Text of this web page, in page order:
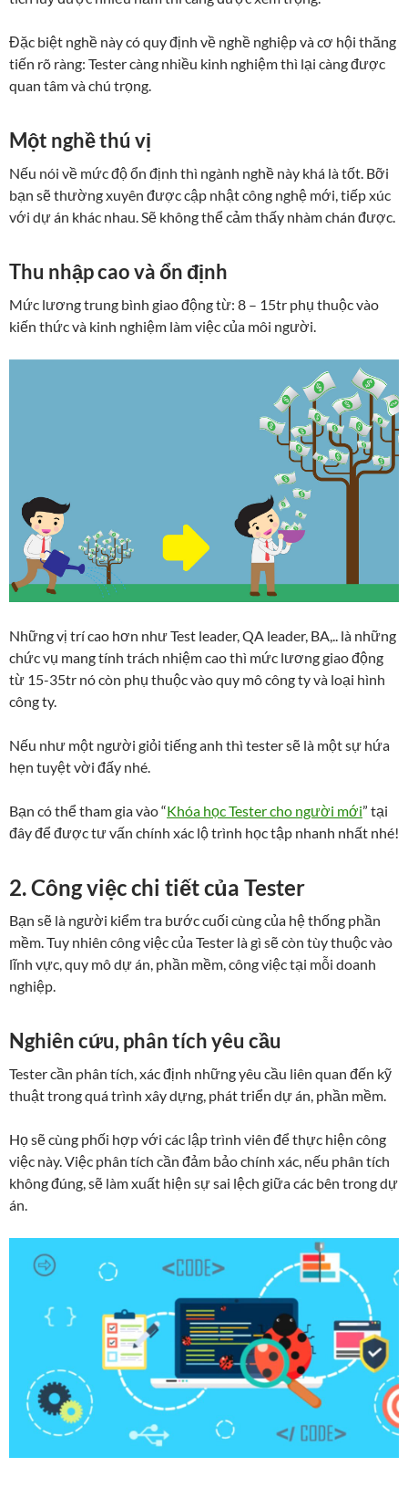
Đặc biệt nghề này có quy định về nghề nghiệp và cơ hội thăng
tiến rõ ràng: Tester càng nhiều kinh nghiệm thì lại càng được
quan tâm và chú trọng.
Một nghề thú vị
Nếu nói về mức độ ổn định thì ngành nghề này khá là tốt. Bỡi
bạn sẽ thường xuyên được cập nhật công nghệ mới, tiếp xúc
với dự án khác nhau. Sẽ không thể cảm thấy nhàm chán được.
Thu nhập cao và ổn định
Mức lương trung bình giao động từ: 8 – 15tr phụ thuộc vào
kiến thức và kinh nghiệm làm việc của môi người.
Những vị trí cao hơn như Test leader, QA leader, BA,.. là những
chức vụ mang tính trách nhiệm cao thì mức lương giao động
từ 15-35tr nó còn phụ thuộc vào quy mô công ty và loại hình
công ty.
Nếu như một người giỏi tiếng anh thì tester sẽ là một sự hứa
hẹn tuyệt vời đấy nhé.
Bạn có thể tham gia vào “Khóa học Tester cho người mới” tại
đây để được tư vấn chính xác lộ trình học tập nhanh nhất nhé!
2.Công việc chi tiết của Tester
Bạn sẽ là người kiểm tra bước cuối cùng của hệ thống phần
mềm. Tuy nhiên công việc của Tester là gì sẽ còn tùy thuộc vào
lĩnh vực, quy mô dự án, phần mềm, công việc tại mỗi doanh
nghiệp.
Nghiên cứu, phân tích yêu cầu
Tester cần phân tích, xác định những yêu cầu liên quan đến kỹ
thuật trong quá trình xây dựng, phát triển dự án, phần mềm.
Họ sẽ cùng phối hợp với các lập trình viên để thực hiện công
việc này. Việc phân tích cần đảm bảo chính xác, nếu phân tích
không đúng, sẽ làm xuất hiện sự sai lệch giữa các bên trong dự
án.